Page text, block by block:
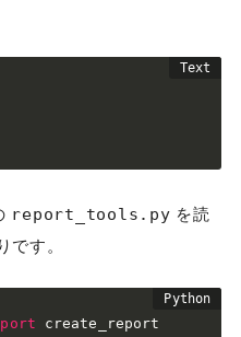
report_tools.py を読
す。
create_report